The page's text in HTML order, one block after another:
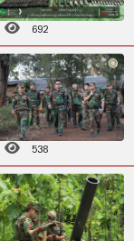
692
538